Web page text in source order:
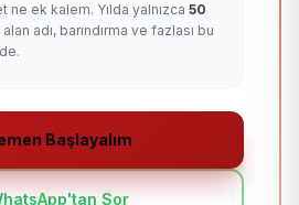
ne ek kalem. Yılda yalnızca 50
alan adı, barındırma ve fazlası bu
Başlayalım
Sor